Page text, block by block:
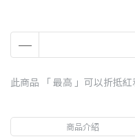
此商品 「 最高 」可以折抵紅
商品介紹